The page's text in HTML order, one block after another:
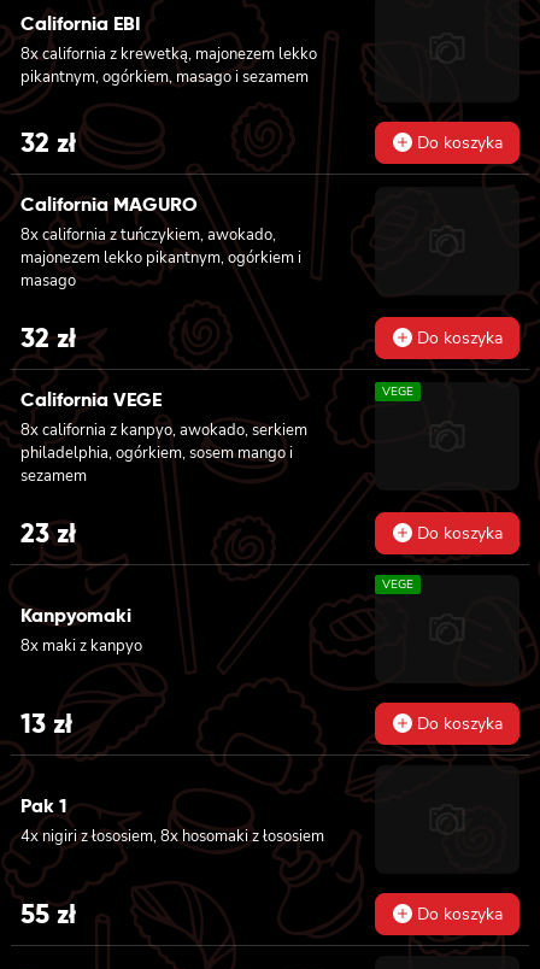
California EBI
8x california z krewetką, majonezem lekko
pikantnym, ogórkiem, masago i sezamem
32 zł Do koszyka
California MAGURO
8x california z tuńczykiem, awokado,
majonezem lekko pikantnym, ogórkiem i
masago
32zł Do koszyka
California VEGE
8x california z kanpyo, awokado, serkiem
philadelphia, ogórkiem, sosem mango i
sezamem
VEGE
23zł Do koszyka
Kanpyomaki
8x maki z kanpyo
VEGE
13 zł Do koszyka
Pak 1
4x nigiri z łososiem, 8x hosomaki z łososiem
55zł Do koszyka